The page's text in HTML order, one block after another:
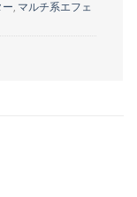
ー, マルチ系エフェ